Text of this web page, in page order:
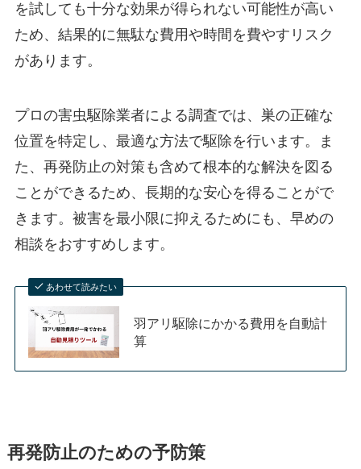
を試しても十分な効果が得られない可能性が高い
ため、結果的に無駄な費用や時間を費やすリスク
があります。
プロの害虫駆除業者による調査では、巣の正確な
位置を特定し、最適な方法で駆除を行います。ま
た、再発防止の対策も含めて根本的な解決を図る
ことができるため、長期的な安心を得ることがで
きます。被害を最小限に抑えるためにも、早めの
相談をおすすめします。
あわせて読みたい
羽アリ駆除にかかる費用を自動計
算
再発防止のための予防策